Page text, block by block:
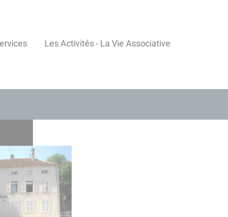
Les Activités - La Vie Associative